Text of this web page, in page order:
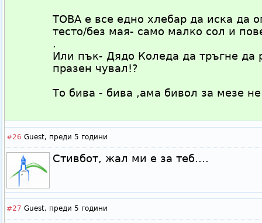
ТОВА е все едно хлебар да иска да
тесто/без мая- само малко сол и
.
Или пък- Дядо Коледа да тръгне да
празен чувал!?
То бива - бива ,ама бивол за мезе
#26 Guest, преди 5 години
Стивбот, жал ми е за теб....
#27 Guest, преди 5 години